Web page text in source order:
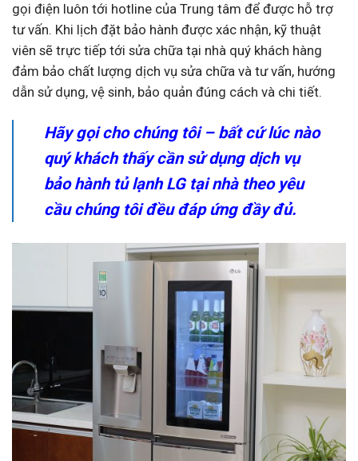
gọi điện luôn tới hotline của Trung tâm để được hỗ trợ
tư vấn. Khi lịch đặt bảo hành được xác nhận, kỹ thuật
viên sẽ trực tiếp tới sửa chữa tại nhà quý khách hàng
đảm bảo chất lượng dịch vụ sửa chữa và tư vấn, hướng
dẫn sử dụng, vệ sinh, bảo quản đúng cách và chi tiết.
Hãy gọi cho chúng tôi – bất cứ lúc nào
quý khách thấy cần sử dụng dịch vụ
bảo hành tủ lạnh LG tại nhà theo yêu
cầu chúng tôi đều đáp ứng đầy đủ.